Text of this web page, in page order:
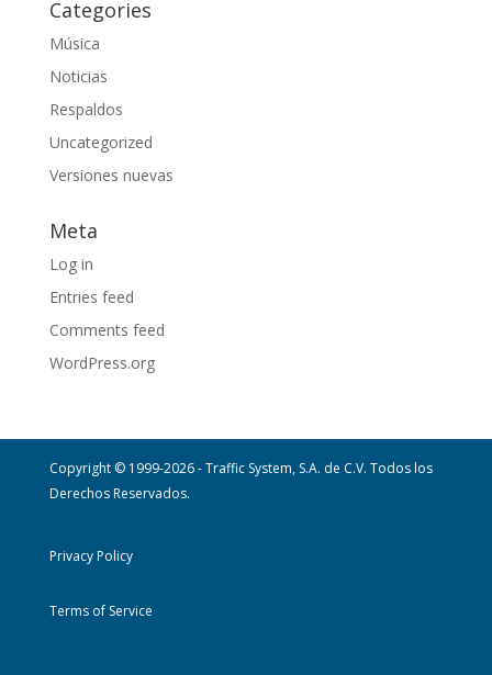
Categories
Música
Noticias
Respaldos
Uncategorized
Versiones nuevas
Meta
Log in
Entries feed
Comments feed
WordPress.org
Copyright © 1999-2026 - Traffic System, S.A. de C.V. Todos los
Derechos Reservados.
Privacy Policy
Terms of Service